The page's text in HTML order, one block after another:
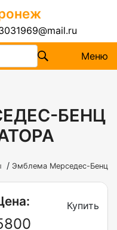
Меню
БЕНЦ
/ Эмблема Мерседес-Бенц
Купить